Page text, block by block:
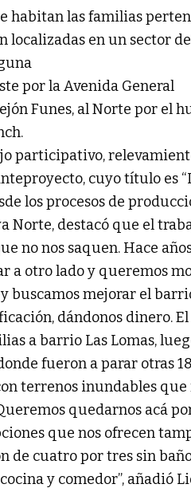
habitan las familias
localizadas en un sector
por la Avenida General
Funes, al Norte por el
participativo,
cuyo título es
los procesos de
Norte, destacó que el
no nos saquen. Hace
a otro lado y queremos
buscamos mejorar el
dándonos dinero.
a barrio Las Lomas,
fueron a parar otras
terrenos inundables
quedarnos acá
que nos ofrecen
de cuatro por tres sin
y comedor”, añadió